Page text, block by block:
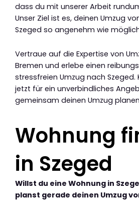
dass du mit unserer Arbeit
Unser Ziel ist es, deinen Umzug
Szeged so angenehm wie
Vertraue auf die Expertise von
Bremen und erlebe einen
stressfreien Umzug nach Szeged.
jetzt für ein unverbindliches
gemeinsam deinen Umzug
Wohnung
in Szeged
Willst du eine Wohnung in
planst gerade deinen Umzug